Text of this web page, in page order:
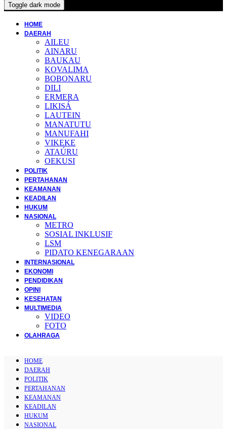
Toggle dark mode
HOME
DAERAH
AILEU
AINARU
BAUKAU
KOVALIMA
BOBONARU
DILI
ERMERA
LIKISÁ
LAUTEIN
MANATUTU
MANUFAHI
VIKEKE
ATAÚRU
OEKUSI
POLITIK
PERTAHANAN
KEAMANAN
KEADILAN
HUKUM
NASIONAL
METRO
SOSIAL INKLUSIF
LSM
PIDATO KENEGARAAN
INTERNASIONAL
EKONOMI
PENDIDIKAN
OPINI
KESEHATAN
MULTIMEDIA
VIDEO
FOTO
OLAHRAGA
HOME
DAERAH
POLITIK
PERTAHANAN
KEAMANAN
KEADILAN
HUKUM
NASIONAL